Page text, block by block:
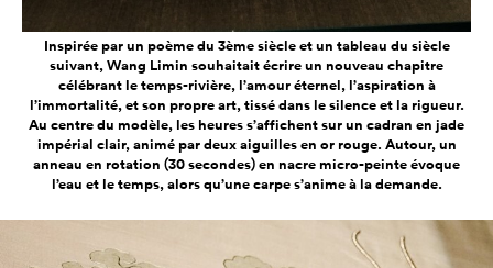
Inspirée par un poème du 3ème siècle et un tableau du siècle
suivant, Wang Limin souhaitait écrire un nouveau chapitre
célébrant le temps-rivière, l’amour éternel, l’aspiration à
l’immortalité, et son propre art, tissé dans le silence et la rigueur.
Au centre du modèle, les heures s’affichent sur un cadran en jade
impérial clair, animé par deux aiguilles en or rouge. Autour, un
anneau en rotation (30 secondes) en nacre micro-peinte évoque
l’eau et le temps, alors qu’une carpe s’anime à la demande.